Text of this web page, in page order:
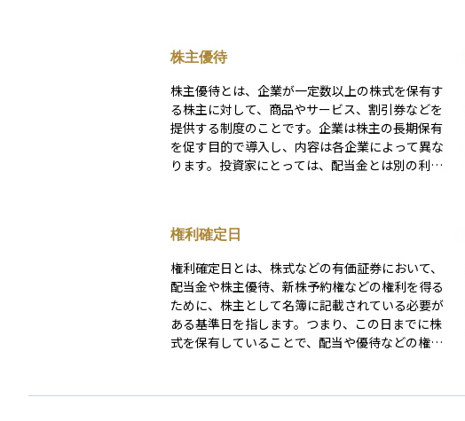
株主優待
株主優待とは、企業が一定数以上の株式を保有す
る株主に対して、商品やサービス、割引券などを
提供する制度のことです。企業は株主の長期保有
を促す目的で導入し、内容は各企業によって異な
ります。投資家にとっては、配当金とは別の利益
権利確定日
権利確定日とは、株式などの有価証券において、
配当金や株主優待、新株予約権などの権利を得る
ために、株主として名簿に記載されている必要が
ある基準日を指します。つまり、この日までに株
式を保有していることで、配当や優待などの権利
設定されることが多く、投資家にとっては重要な